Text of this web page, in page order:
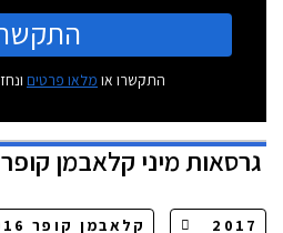
התקשרו או מלאו פרטים
גרסאותמיני קלאבמן קופר S